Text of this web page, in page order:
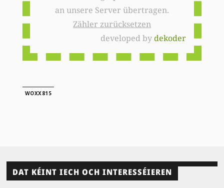
an unsere Server übertragen.
Zähler zurücksetzen
developed bydekoder
WOXX815
DAT KÉINT IECH OCH INTERESSÉIEREN